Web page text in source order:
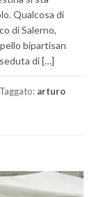
Qualcosa di
di Salerno,
bipartisan
di […]
Taggato: arturo